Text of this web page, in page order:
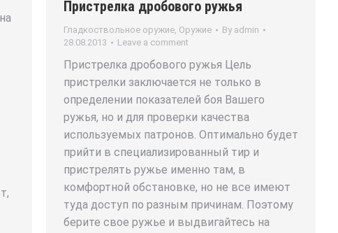
Пристрелка дробового ружья
Гладкоствольное оружие, Оружие By admin
28.08.2013
Leave a comment
Пристрелка дробового ружья Цель
пристрелки заключается не только в
определении показателей боя Вашего
ружья, но и для проверки качества
используемых патронов. Оптимально будет
прийти в специализированный тир и
пристрелять ружье именно там, в
комфортной обстановке, но не все имеют
туда доступ по разным причинам. Поэтому
берите свое ружье и выдвигайтесь на